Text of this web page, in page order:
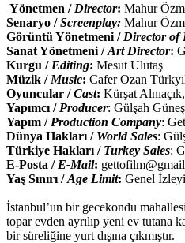
Yönetmen / Director: Mahur
Senaryo /Screenplay: Mahur
Görüntü Yönetmeni / Director of
Sanat Yönetmeni /Art Director:
Kurgu / Editing: Mesut Ulutaş
Müzik / Music: Cafer Ozan
Oyuncular /Cast: Kürşat
Yapımcı / Producer: Gülşah Güneş
Yapım /Production Company:
Dünya Hakları / World Sales:
Türkiye Hakları / Turkey Sales:
E-Posta / E-Mail:
Yaş Sınırı /Age Limit: Genel
İstanbul’un bir gecekondu
topar evden ayrılıp yeni ev tutana
bir süreliğine yurt dışına çıkmıştır.